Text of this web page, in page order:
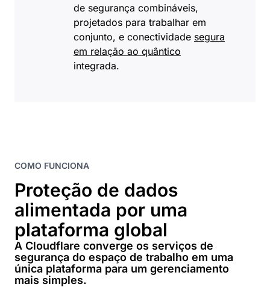
de segurança combináveis,
projetados para trabalhar em
conjunto, e conectividade segura
em relação ao quântico
integrada.
COMO FUNCIONA
Proteção de dados
alimentada por uma
plataforma global
A Cloudflare converge os serviços de
segurança do espaço de trabalho em uma
única plataforma para um gerenciamento
mais simples.